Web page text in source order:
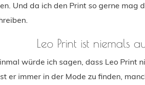
Und da ich den Print so gerne mag
Leo Print ist niemals
würde ich sagen, dass Leo Print
er immer in der Mode zu finden,